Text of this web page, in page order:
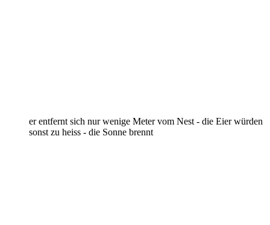
er entfernt sich nur wenige Meter vom Nest - die Eier würden
sonst zu heiss - die Sonne brennt